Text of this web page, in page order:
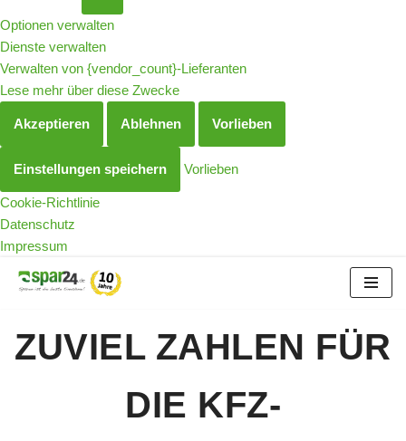
Optionen verwalten
Dienste verwalten
Verwalten von {vendor_count}-Lieferanten
Lese mehr über diese Zwecke
Akzeptieren Ablehnen Vorlieben
Einstellungen speichern Vorlieben
Cookie-Richtlinie
Datenschutz
Impressum
springen
ZUVIEL ZAHLEN FÜR
DIE KFZ-